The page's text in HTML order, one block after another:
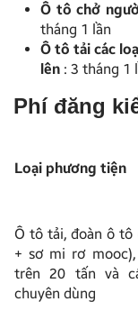
Ô tô chở
tháng 1 lần
Ô tô tải các
lên : 3 tháng 1
Phí đăng
Loại phương tiện
Ô tô tải, đoàn ô tô
+ sơ mi rơ
trên 20 tấn và
chuyên dùng